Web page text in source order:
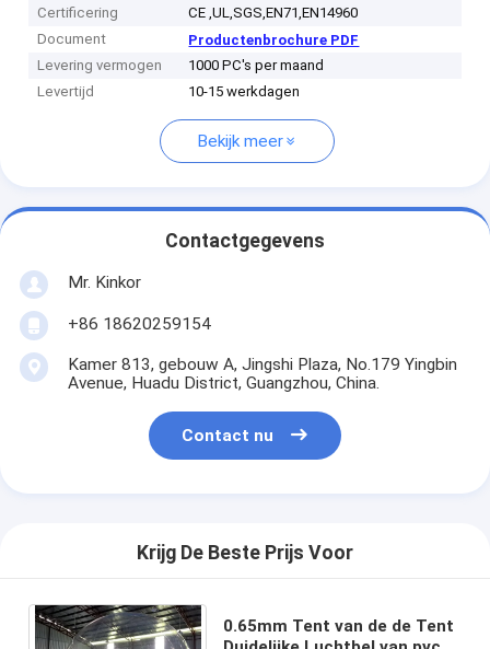
Certificering
CE ,UL,SGS,EN71,EN14960
Document
Productenbrochure PDF
Levering vermogen
1000 PC's per maand
Levertijd
10-15 werkdagen
Bekijk meer
Contactgegevens
Mr. Kinkor
+86 18620259154
Kamer 813, gebouw A, Jingshi Plaza, No.179 Yingbin
Avenue, Huadu District, Guangzhou, China.
Contact nu
Krijg De Beste Prijs Voor
0.65mm Tent van de de Tent